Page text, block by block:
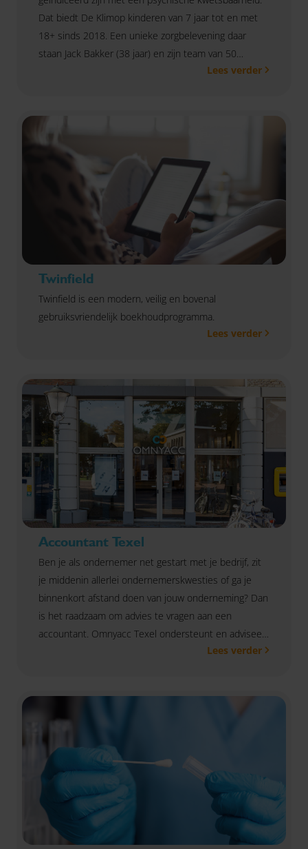
Dat biedt De Klimop kinderen van 7 jaar tot en met
18+ sinds 2018. Een unieke zorgbelevening daar
staan Jack Bakker (38 jaar) en zijn team van 50
Lees verder
Twinfield
Twinfield is een modern, veilig en bovenal
gebruiksvriendelijk boekhoudprogramma.
Lees verder
Accountant Texel
Ben je als ondernemer net gestart met je bedrijf, zit
je middenin allerlei ondernemerskwesties of ga je
binnenkort afstand doen van jouw onderneming? Dan
is het raadzaam om advies te vragen aan een
accountant. Omnyacc Texel ondersteunt en adviseert
in alle fases van het ondernemerschap. Een
salarisadministratie. Ons team werkt nauw samen om
tillen. Loop ook eens bij ons binnen.
Lees verder